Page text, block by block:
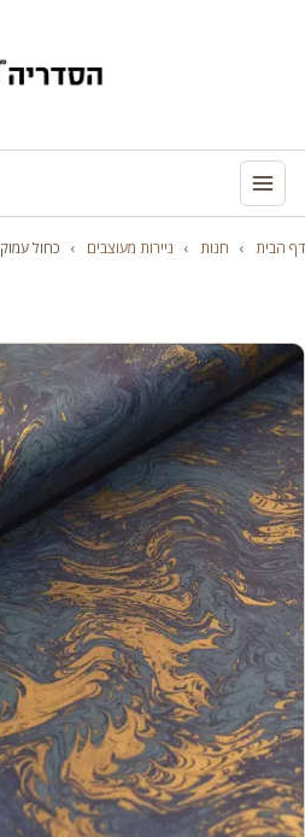
דף הבית › חנות › ניירות מעוצבים › כחול עמוק